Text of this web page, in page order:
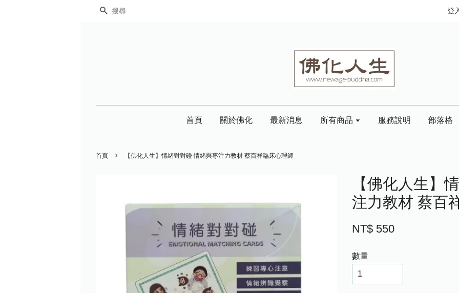
搜尋 登
首頁 關於佛化 最新消息 所有商品 服務說明 部落格
首頁 › 【佛化人生】情緒對對碰 情緒與專注力教材 蔡百祥臨床心理師
【佛化人生】
注力教材 蔡百
NT$ 550
數量